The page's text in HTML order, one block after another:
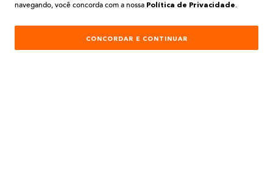
INSTITUCIONAL
AJUDA E SUPORTE
navegando, você concorda com a nossa Política de Privacidade.
CONCORDAR E CONTINUAR